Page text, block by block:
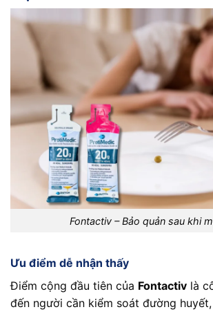
Fontactiv – Bảo quản sau khi
Ưu điểm dễ nhận thấy
Điểm cộng đầu tiên của Fontactiv là
đến người cần kiểm soát đường